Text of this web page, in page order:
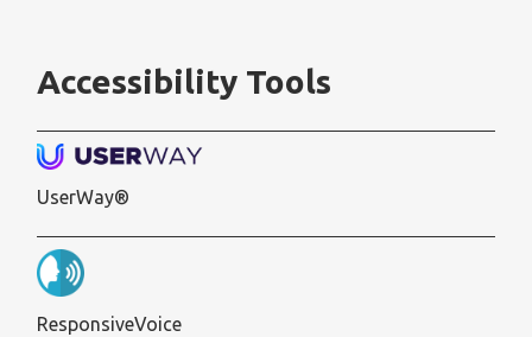
Accessibility Tools
UserWay®
ResponsiveVoice